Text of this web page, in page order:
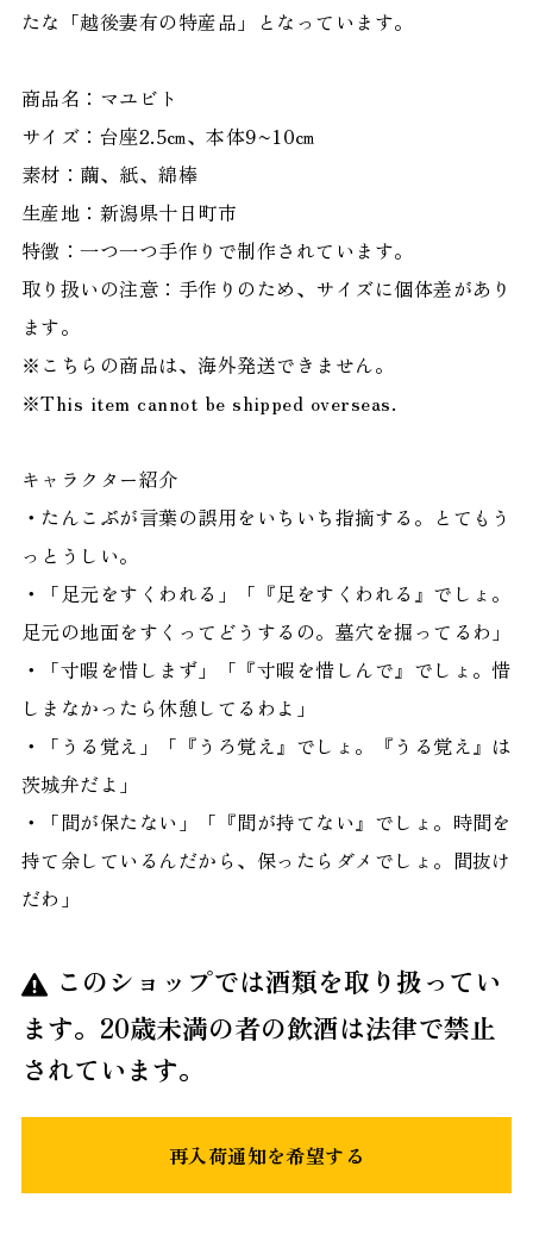
たな「越後妻有の特産品」となっています。
商品名：マユビト
サイズ：台座2.5㎝、本体9~10㎝
素材：繭、紙、綿棒
生産地：新潟県十日町市
特徴：一つ一つ手作りで制作されています。
取り扱いの注意：手作りのため、サイズに個体差があり
ます。
※こちらの商品は、海外発送できません。
※This item cannot be shipped overseas.
キャラクター紹介
・たんこぶが言葉の誤用をいちいち指摘する。とてもう
っとうしい。
・「足元をすくわれる」「『足をすくわれる』でしょ。
足元の地面をすくってどうするの。墓穴を掘ってるわ」
・「寸暇を惜しまず」「『寸暇を惜しんで』でしょ。惜
しまなかったら休憩してるわよ」
・「うる覚え」「『うろ覚え』でしょ。『うる覚え』は
茨城弁だよ」
・「間が保たない」「『間が持てない』でしょ。時間を
持て余しているんだから、保ったらダメでしょ。間抜け
だわ」
このショップでは酒類を取り扱ってい
ます。20歳未満の者の飲酒は法律で禁止
されています。
再入荷通知を希望する